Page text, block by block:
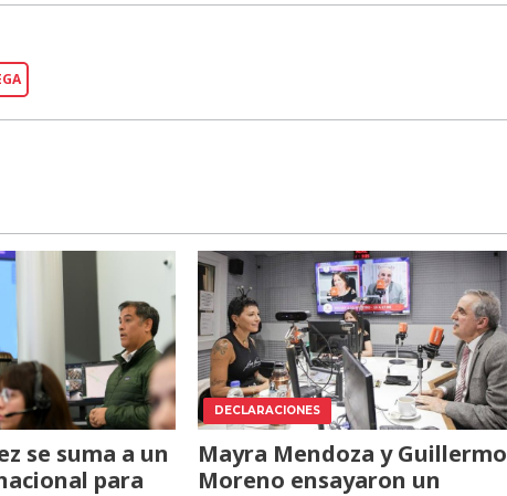
se suma a un
para
DECLARACIONES
Mayra Mendoza y Guillermo
Moreno ensayaron un